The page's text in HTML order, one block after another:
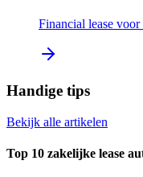
Financial lease voor
Handige tips
Bekijk alle artikelen
Top 10 zakelijke lease